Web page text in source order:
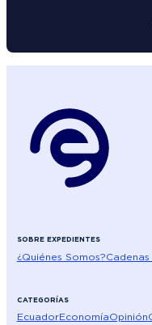
SOBRE EXPEDIENTES
¿Quiénes Somos?
CATEGORÍAS
EcuadorEconomíaOpinión